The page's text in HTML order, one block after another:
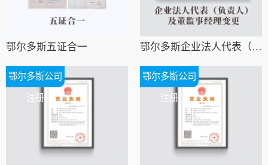
鄂尔多斯五证合一 鄂尔多斯企业法人代表（负责人）及董监事经理变更
鄂尔多斯公司
注册
鄂尔多斯公司
注册